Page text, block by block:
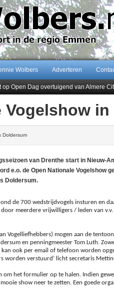
Wolbers Adverteren
op Open Dag overtuigend van Almere
35 jaar De Amer
keert op 19 september 2026
voor eeuwling Mieke Sijbom-Maatje
Vogelshow
Doldersum
van Drenthe start in Nieuw-
e.o. de Open Nationale Vogelshow
Doldersum.
de 700 wedstrijdvogels insturen en
meerdere vrijwilligers / leden van
Vogelliefhebbers) mogen aan de
en penningmeester Tom Luth.
ook per email of telefoon worden
worden verstuurd’ licht secretaris
om het formulier op te halen. Indien
show neer te zetten. Een goede